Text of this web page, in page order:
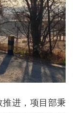
进，项目部秉